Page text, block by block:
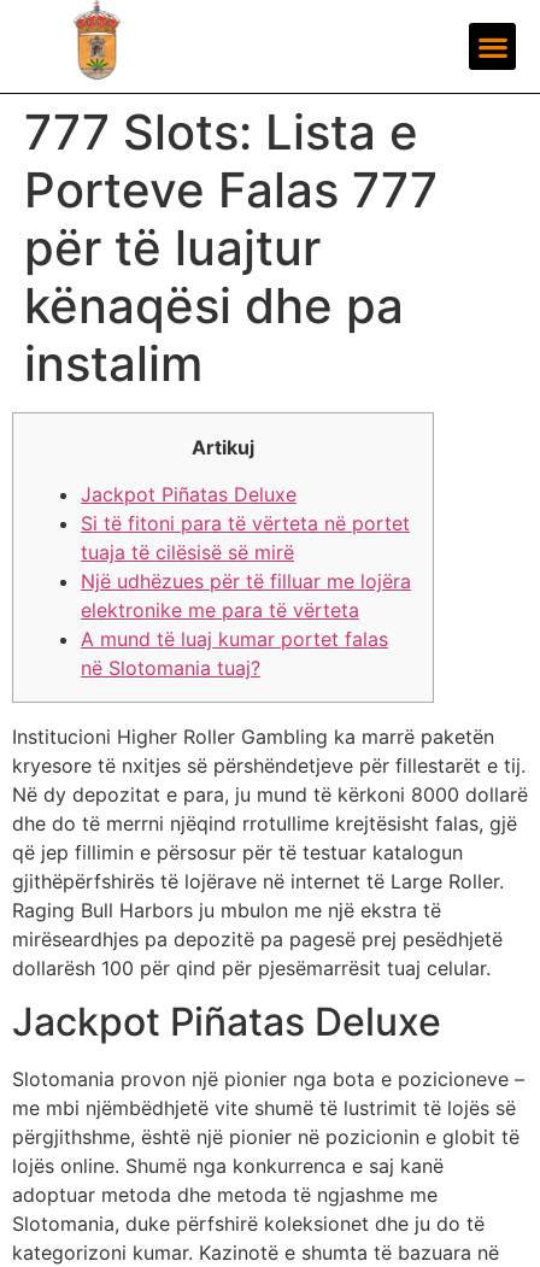
777 Slots: Lista e
Porteve Falas 777
për të luajtur
kënaqësi dhe pa
instalim
Artikuj
Jackpot Piñatas Deluxe
Si të fitoni para të vërteta në portet
tuaja të cilësisë së mirë
Një udhëzues për të filluar me lojëra
elektronike me para të vërteta
A mund të luaj kumar portet falas
në Slotomania tuaj?
Institucioni Higher Roller Gambling ka marrë paketën
kryesore të nxitjes së përshëndetjeve për fillestarët e tij.
Në dy depozitat e para, ju mund të kërkoni 8000 dollarë
dhe do të merrni njëqind rrotullime krejtësisht falas, gjë
që jep fillimin e përsosur për të testuar katalogun
gjithëpërfshirës të lojërave në internet të Large Roller.
Raging Bull Harbors ju mbulon me një ekstra të
mirëseardhjes pa depozitë pa pagesë prej pesëdhjetë
dollarësh 100 për qind për pjesëmarrësit tuaj celular.
Jackpot Piñatas Deluxe
Slotomania provon një pionier nga bota e pozicioneve –
me mbi njëmbëdhjetë vite shumë të lustrimit të lojës së
përgjithshme, është një pionier në pozicionin e globit të
lojës online. Shumë nga konkurrenca e saj kanë
adoptuar metoda dhe metoda të ngjashme me
Slotomania, duke përfshirë koleksionet dhe ju do të
kategorizoni kumar. Kazinotë e shumta të bazuara në